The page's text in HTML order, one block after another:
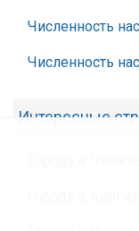
Численность
Численность
Интересные